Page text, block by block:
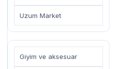
Uzum Market
Giyim ve aksesuar